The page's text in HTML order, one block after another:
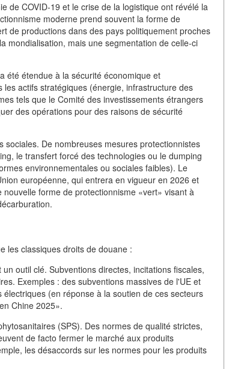
de COVID-19 et le crise de la logistique ont révélé la
moderne prend souvent la forme de
de productions dans des pays politiquement proches
mondialisation, mais une segmentation de celle-ci
été étendue à la sécurité économique et
actifs stratégiques (énergie, infrastructure des
tels que le Comité des investissements étrangers
des opérations pour des raisons de sécurité
De nombreuses mesures protectionnistes
le transfert forcé des technologies ou le dumping
environnementales ou sociales faibles). Le
européenne, qui entrera en vigueur en 2026 et
forme de protectionnisme «vert» visant à
les classiques droits de douane :
outil clé. Subventions directes, incitations fiscales,
Exemples : des subventions massives de l'UE et
(en réponse à la soutien de ces secteurs
Chine 2025».
(SPS). Des normes de qualité strictes,
de facto fermer le marché aux produits
les désaccords sur les normes pour les produits